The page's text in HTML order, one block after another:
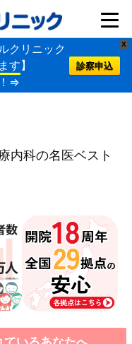
X
クリニック
す】
⇒
診察申込
内科の名医ベスト